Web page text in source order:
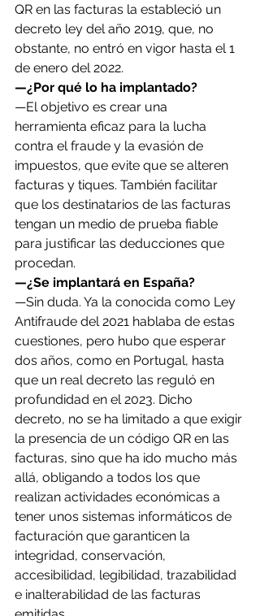
QR en las facturas la estableció un
decreto ley del año 2019, que, no
obstante, no entró en vigor hasta el 1
de enero del 2022.
—¿Por qué lo ha implantado?
—El objetivo es crear una
herramienta eficaz para la lucha
contra el fraude y la evasión de
impuestos, que evite que se alteren
facturas y tiques. También facilitar
que los destinatarios de las facturas
tengan un medio de prueba fiable
para justificar las deducciones que
procedan.
—¿Se implantará en España?
—Sin duda. Ya la conocida como Ley
Antifraude del 2021 hablaba de estas
cuestiones, pero hubo que esperar
dos años, como en Portugal, hasta
que un real decreto las reguló en
profundidad en el 2023. Dicho
decreto, no se ha limitado a que exigir
la presencia de un código QR en las
facturas, sino que ha ido mucho más
allá, obligando a todos los que
realizan actividades económicas a
tener unos sistemas informáticos de
facturación que garanticen la
integridad, conservación,
accesibilidad, legibilidad, trazabilidad
e inalterabilidad de las facturas